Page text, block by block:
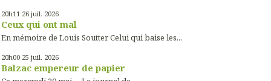
20h11 26 juil. 2026
Ceux qui ont mal
En mémoire de Louis Soutter Celui qui baise les...
20h00 25 juil. 2026
Balzac empereur de papier